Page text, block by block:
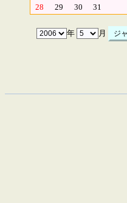
28
29 30 31
年 月